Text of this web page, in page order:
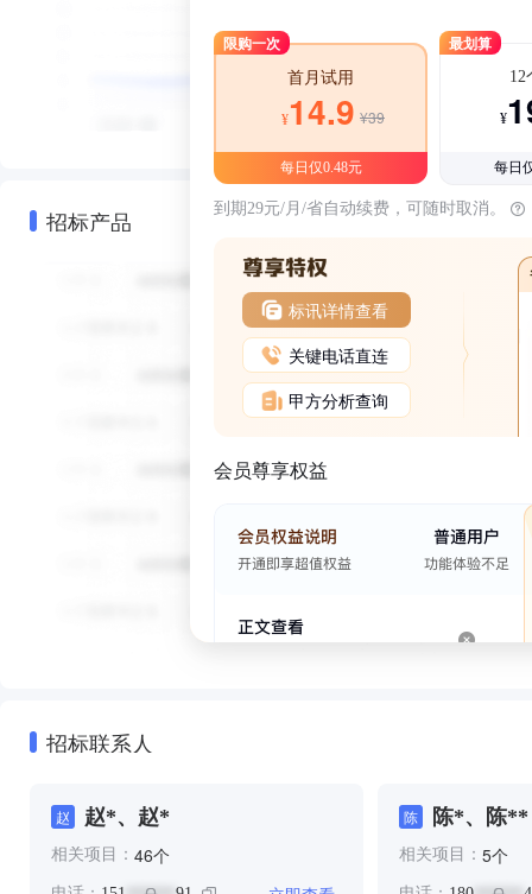
招标产品
限购一次
首月试用
¥14.9 ¥39
每日仅0.48元
最划算
12
¥
每日
到期29元/月/省自动续费，可随时取消。
标讯详情查看
关键电话直连
甲方分析查询
会员尊享权益
招标联系人
赵 赵*、赵*
相关项目： 46个
陈 陈*、陈**
相关项目： 5个